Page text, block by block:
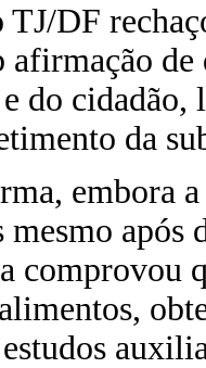
DF
afirmação
do
da
embora
comprovou